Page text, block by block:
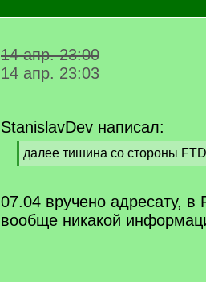
14 апр. 23:00
14 апр. 23:03
StanislavDev написал:
[
q
далее тишина со стороны
[
q
]
07.04 вручено адресату, в
вообще никакой